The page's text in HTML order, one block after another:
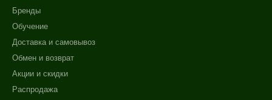
Бренды
Обучение
Доставка и самовывоз
Обмен и возврат
Акции и скидки
Распродажа